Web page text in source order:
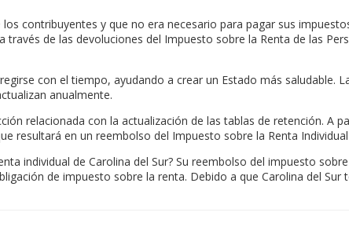
contribuyentes y que no era necesario para pagar sus
de las devoluciones del Impuesto sobre la Renta de las
con el tiempo, ayudando a crear un Estado más saludable.
anualmente.
relacionada con la actualización de las tablas de retención. A
resultará en un reembolso del Impuesto sobre la Renta
individual de Carolina del Sur? Su reembolso del impuesto
de impuesto sobre la renta. Debido a que Carolina del